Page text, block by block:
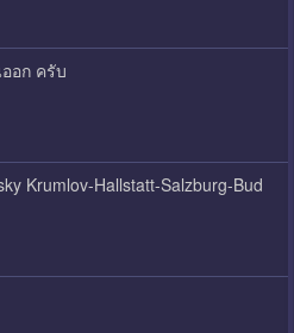
อก ครับ
Krumlov-Hallstatt-Salzburg-Bud